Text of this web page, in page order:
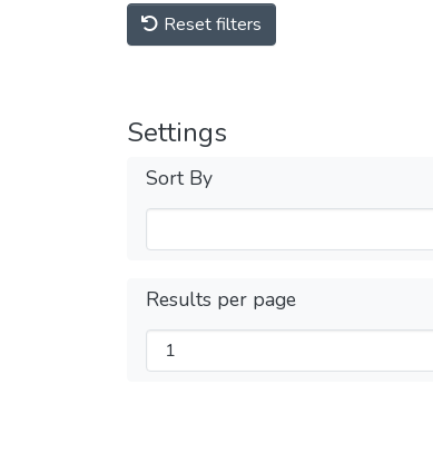
Reset filters
Settings
Sort By
Results per page